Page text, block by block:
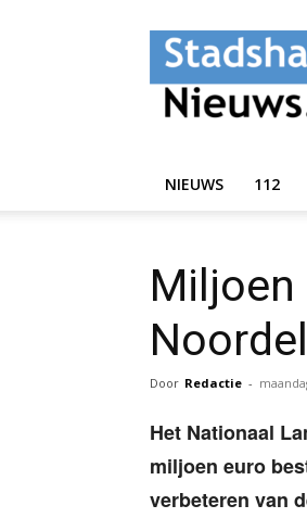
NIEUWS 112
Door Redactie -
Het Nationaal
miljoen euro
verbeteren van